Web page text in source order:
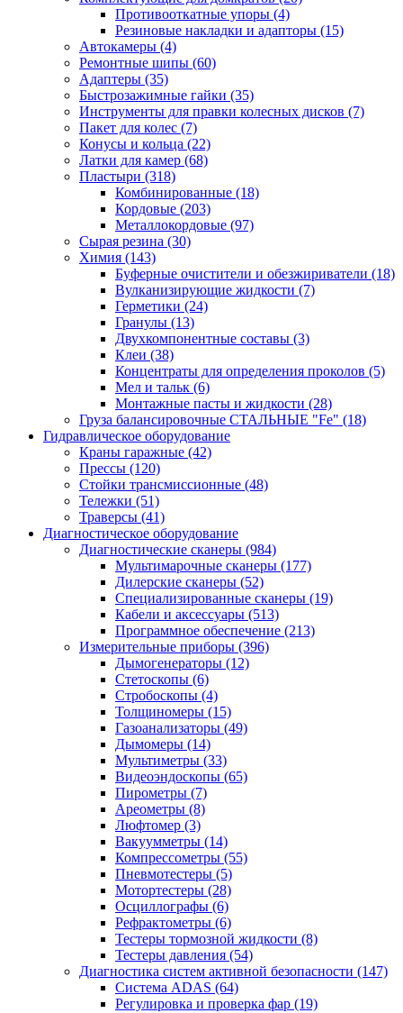
Противооткатные упоры (4)
Резиновые накладки и адапторы (15)
Автокамеры (4)
Ремонтные шипы (60)
Адаптеры (35)
Быстрозажимные гайки (35)
Инструменты для правки колесных дисков (7)
Пакет для колес (7)
Конусы и кольца (22)
Латки для камер (68)
Пластыри (318)
Комбинированные (18)
Кордовые (203)
Металлокордовые (97)
Сырая резина (30)
Химия (143)
Буферные очистители и обезжириватели (18)
Вулканизирующие жидкости (7)
Герметики (24)
Гранулы (13)
Двухкомпонентные составы (3)
Клеи (38)
Концентраты для определения проколов (5)
Мел и тальк (6)
Монтажные пасты и жидкости (28)
Груза балансировочные СТАЛЬНЫЕ "Fe" (18)
Гидравлическое оборудование
Краны гаражные (42)
Прессы (120)
Стойки трансмиссионные (48)
Тележки (51)
Траверсы (41)
Диагностическое оборудование
Диагностические сканеры (984)
Мультимарочные сканеры (177)
Дилерские сканеры (52)
Специализированные сканеры (19)
Кабели и аксессуары (513)
Программное обеспечение (213)
Измерительные приборы (396)
Дымогенераторы (12)
Стетоскопы (6)
Стробоскопы (4)
Толщиномеры (15)
Газоанализаторы (49)
Дымомеры (14)
Мультиметры (33)
Видеоэндоскопы (65)
Пирометры (7)
Ареометры (8)
Люфтомер (3)
Вакуумметры (14)
Компрессометры (55)
Пневмотестеры (5)
Мотортестеры (28)
Осциллографы (6)
Рефрактометры (6)
Тестеры тормозной жидкости (8)
Тестеры давления (54)
Диагностика систем активной безопасности (147)
Система ADAS (64)
Регулировка и проверка фар (19)